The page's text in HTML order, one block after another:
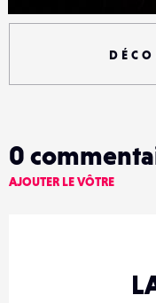
0
AJOUTER LE VÔTRE